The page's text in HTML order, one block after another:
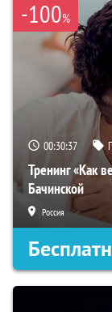
-100%
00:30:36
Тренинг «Как
Бачинской
Россия